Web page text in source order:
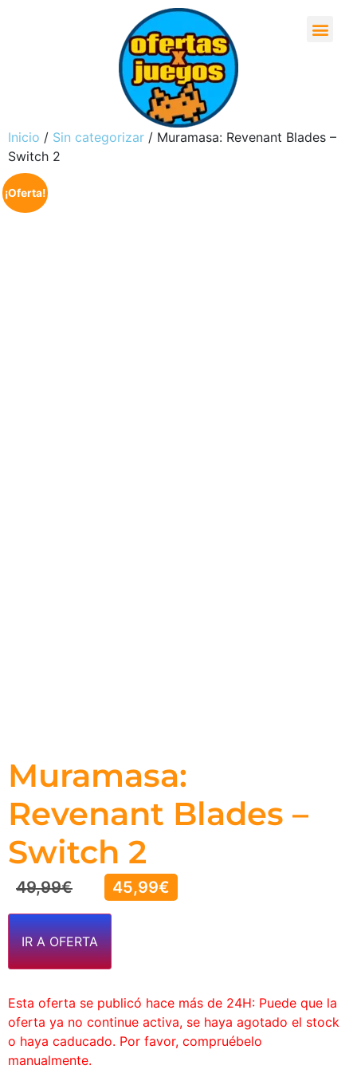
Inicio / Sin categorizar / Muramasa: Revenant Blades –
Switch 2
¡Oferta!
Muramasa:
Revenant Blades –
Switch 2
49,99€ 45,99€
IR A OFERTA
Esta oferta se publicó hace más de 24H: Puede que la
oferta ya no continue activa, se haya agotado el stock
o haya caducado. Por favor, compruébelo
manualmente.